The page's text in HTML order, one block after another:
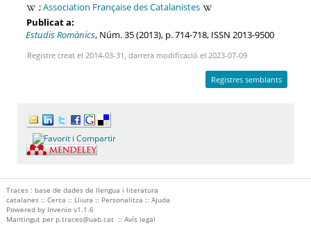
;Association Française des Catalanistes
Publicat a:
Estudis Romànics, Núm. 35 (2013), p. 714-718, ISSN 2013-9500
Registre creat el 2014-03-31, darrera modificació el 2023-07-09
Registres semblants
Traces : base de dades de llengua i literatura
catalanes :: Cerca :: Lliura :: Personalitza :: Ajuda
Powered by Inveniov1.1.6
Mantingut per p.traces@uab.cat:: Avís legal